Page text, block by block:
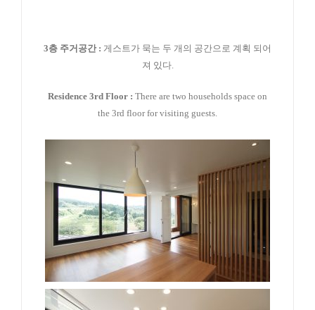
3층 주거공간 : 게스트가 묵는 두 개의 공간으로 계획 되어
져 있다.
Residence 3rd Floor : There are two households space on
the 3rd floor for visiting guests.